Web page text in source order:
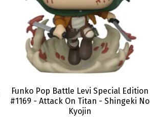
Funko Pop Battle Levi Special Edition
#1169 - Attack On Titan - Shingeki No
Kyojin